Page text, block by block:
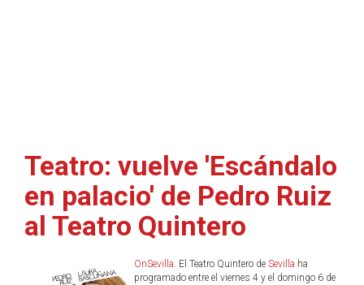
Teatro: vuelve 'Escándalo
en palacio' de Pedro Ruiz
al Teatro Quintero
OnSevilla. El Teatro Quintero de Sevilla ha
programado entre el viernes 4 y el domingo 6 de